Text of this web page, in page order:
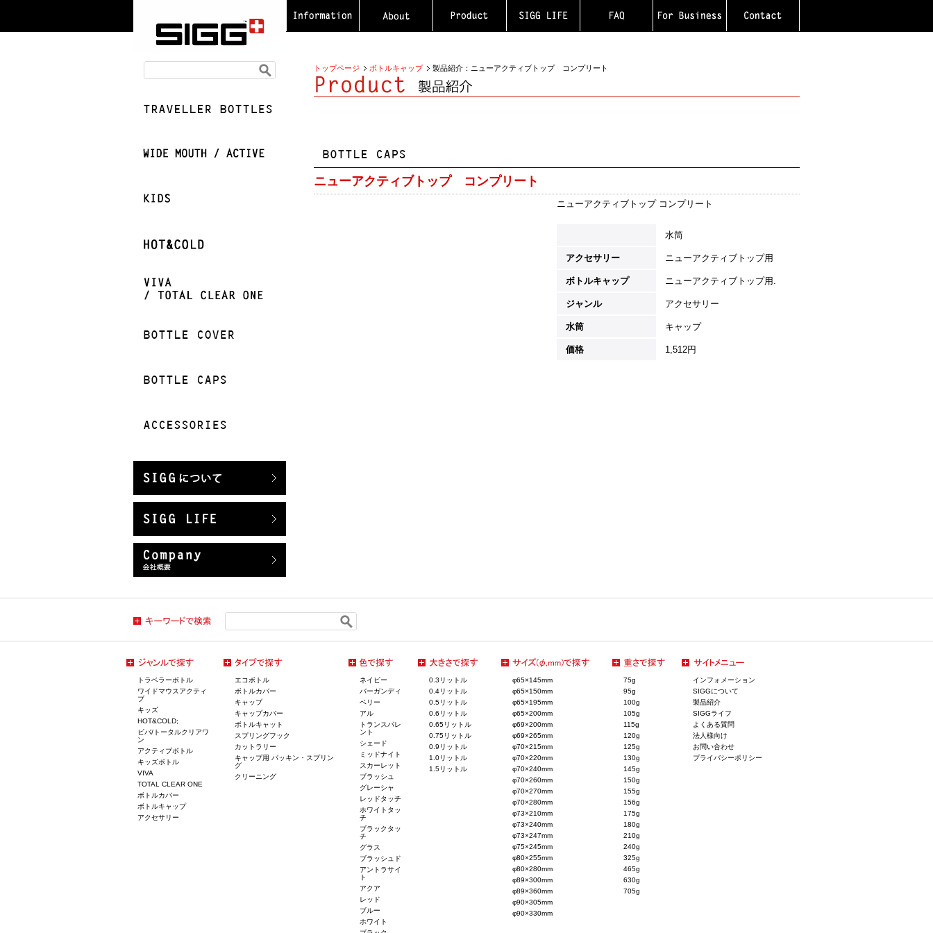
トップページ ボトルキャップ 製品紹介：ニューアクティブトップ コンプリート
ニューアクティブトップ コンプリート
ニューアクティブトップ コンプリート
水筒
アクセサリー ニューアクティブトップ用
ボトルキャップ ニューアクティブトップ用.
ジャンル アクセサリー
水筒 キャップ
価格 1,512円
トラベラーボトル
ワイドマウスアクティ
ブ
キッズ
HOT&COLD;
ビバ/トータルクリアワ
ン
アクティブボトル
キッズボトル
VIVA
TOTAL CLEAR ONE
ボトルカバー
ボトルキャップ
アクセサリー
エコボトル
ボトルカバー
キャップ
キャップカバー
ボトルキャット
スプリングフック
カットラリー
キャップ用 パッキン・スプリン
グ
クリーニング
ネイビー
バーガンディ
ベリー
アル
トランスパレ
ント
シェード
ミッドナイト
スカーレット
ブラッシュ
グレーシャ
レッドタッチ
ホワイトタッ
チ
ブラックタッ
チ
グラス
ブラッシュド
アントラサイ
ト
アクア
レッド
ブルー
ホワイト
0.3リットル
0.4リットル
0.5リットル
0.6リットル
0.65リットル
0.75リットル
0.9リットル
1.0リットル
1.5リットル
φ65×145mm
φ65×150mm
φ65×195mm
φ65×200mm
φ69×200mm
φ69×265mm
φ70×215mm
φ70×220mm
φ70×240mm
φ70×260mm
φ70×270mm
φ70×280mm
φ73×210mm
φ73×240mm
φ73×247mm
φ75×245mm
φ80×255mm
φ80×280mm
φ89×300mm
φ89×360mm
φ90×305mm
φ90×330mm
75g
95g
100g
105g
115g
120g
125g
130g
145g
150g
155g
156g
175g
180g
210g
240g
325g
465g
630g
705g
インフォメーション
SIGGについて
製品紹介
SIGGライフ
よくある質問
法人様向け
お問い合わせ
プライバシーポリシー